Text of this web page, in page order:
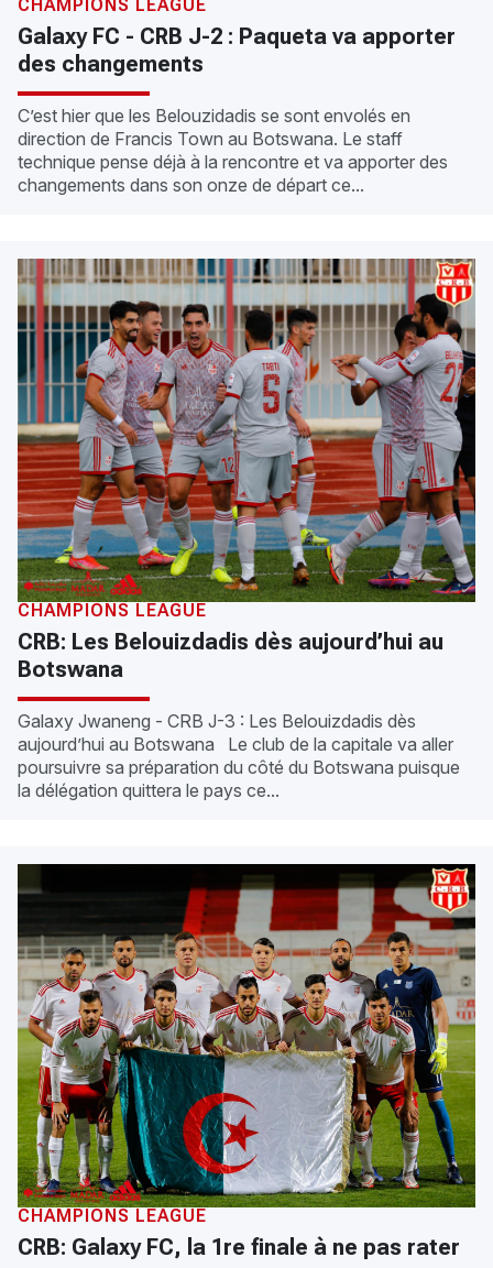
CHAMPIONS LEAGUE
Galaxy FC - CRB J-2 : Paqueta va apporter
des changements
C’est hier que les Belouzidadis se sont envolés en
direction de Francis Town au Botswana. Le staff
technique pense déjà à la rencontre et va apporter des
changements dans son onze de départ ce...
CHAMPIONS LEAGUE
CRB: Les Belouizdadis dès aujourd’hui au
Botswana
Galaxy Jwaneng - CRB J-3 : Les Belouizdadis dès
aujourd’hui au Botswana Le club de la capitale va aller
poursuivre sa préparation du côté du Botswana puisque
la délégation quittera le pays ce...
CHAMPIONS LEAGUE
CRB: Galaxy FC, la 1re finale à ne pas rater